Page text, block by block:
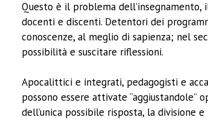
Questo è il problema
docenti e discenti. Detentori dei
conoscenze, al meglio di sapienza; nel
possibilità e suscitare riflessioni.
Apocalittici e integrati, pedagogisti e
possono essere attivate “aggiustandole”
dell’unica possibile risposta, la divisione